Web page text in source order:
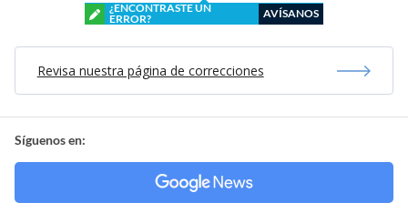
¿ENCONTRASTE UN
ERROR?
AVÍSANOS
Revisa nuestra página de correcciones
Síguenos en: